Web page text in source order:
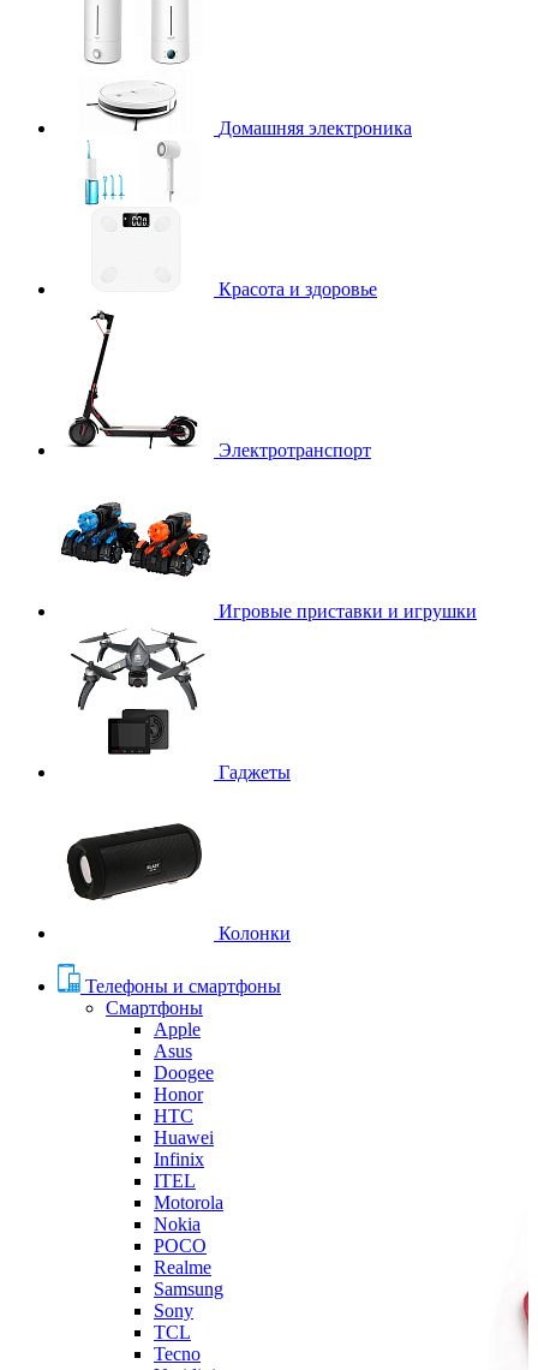
Домашняя электроника
Красота и здоровье
Электротранспорт
Игровые приставки и игрушки
Гаджеты
Колонки
Телефоны и смартфоны
Смартфоны
Apple
Asus
Doogee
Honor
HTC
Huawei
Infinix
ITEL
Motorola
Nokia
POCO
Realme
Samsung
Sony
TCL
Tecno